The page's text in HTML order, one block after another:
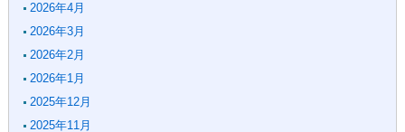
2026年4月
2026年3月
2026年2月
2026年1月
2025年12月
2025年11月